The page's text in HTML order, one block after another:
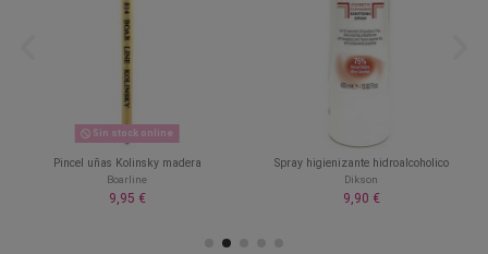
Sin stock online
Pincel uñas Kolinsky madera
Boarline
9,95 €
Spray higienizante hidroalcoholico
Dikson
9,90 €